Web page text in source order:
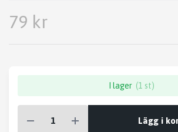
79 kr
I lager (1 st)
Lägg i